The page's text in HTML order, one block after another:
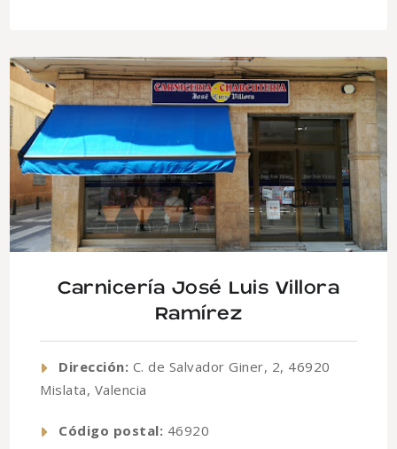
Carnicería José Luis Villora
Ramírez
Dirección: C. de Salvador Giner, 2, 46920
Mislata, Valencia
Código postal: 46920